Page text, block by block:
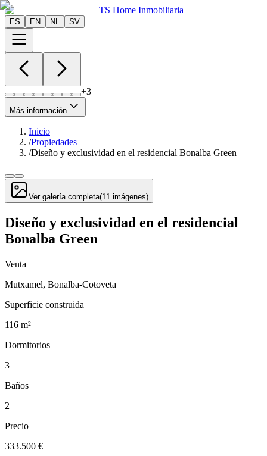
TS Home Inmobiliaria
ES EN NL SV
+3
Más información
Inicio
/Propiedades
/Diseño y exclusividad en el residencial Bonalba Green
Ver galería completa(11 imágenes)
Diseño y exclusividad en el residencial
Bonalba Green
Venta
Mutxamel, Bonalba-Cotoveta
Superficie construida
116 m²
Dormitorios
3
Baños
2
Precio
333.500 €